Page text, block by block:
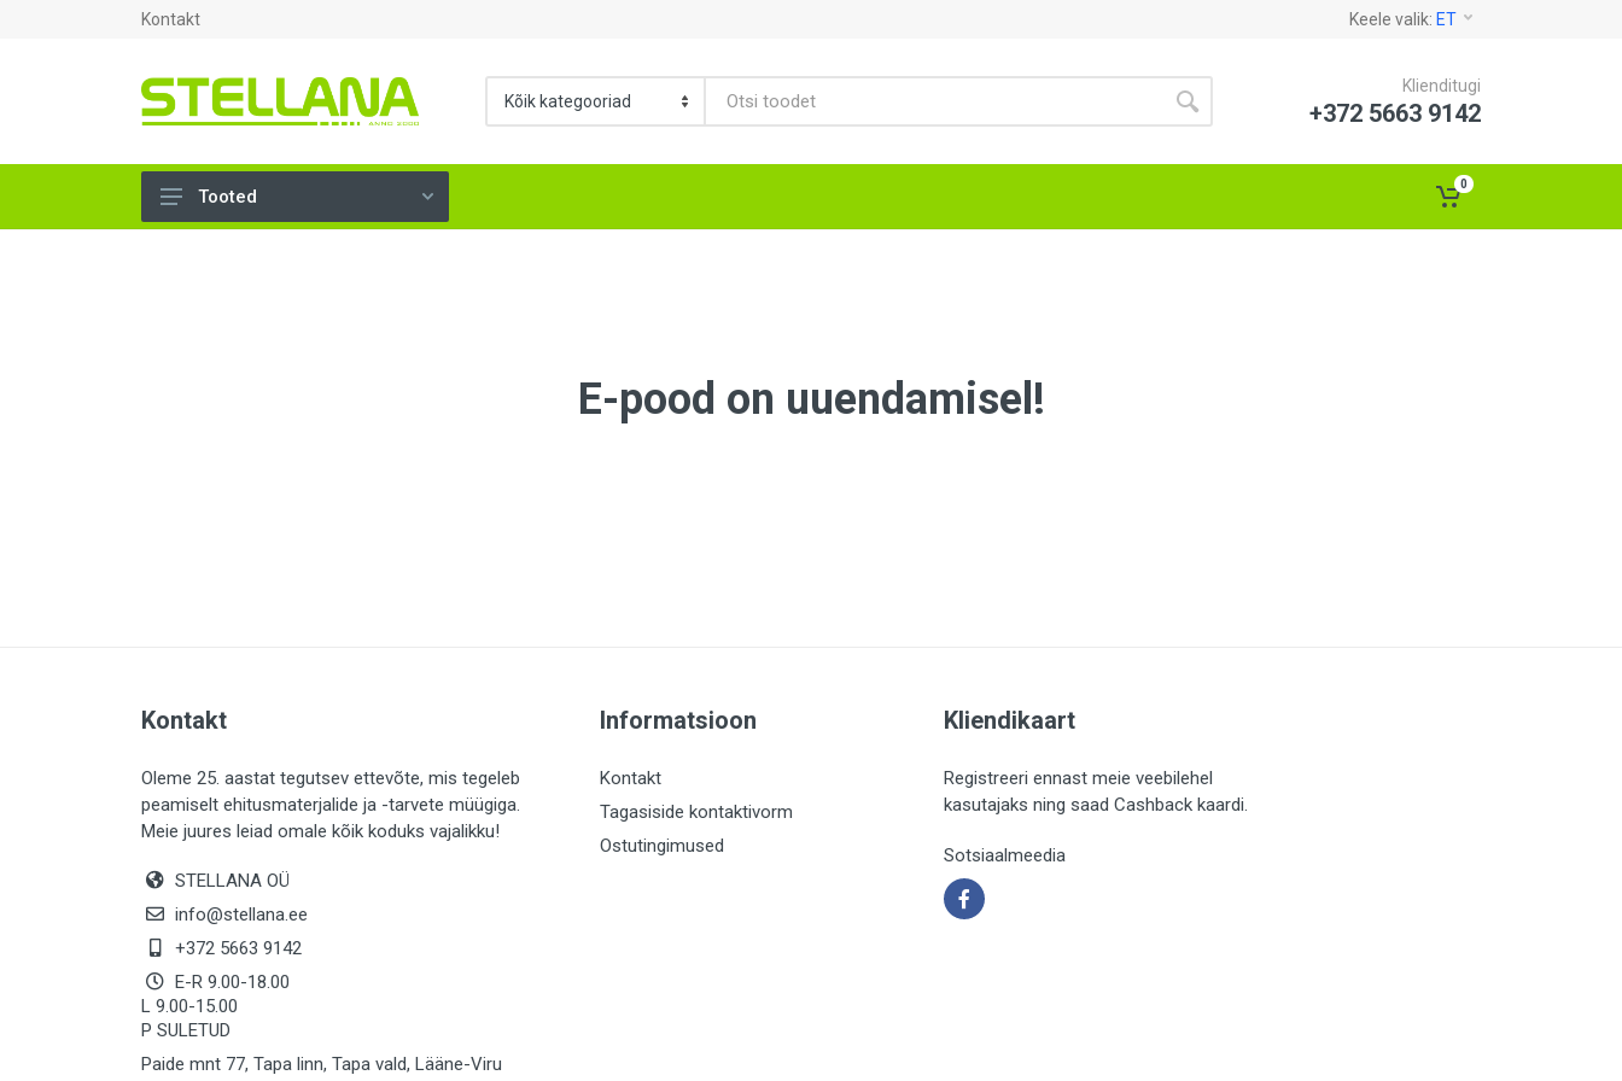
Kontakt Keele valik: ET
Klienditugi
+372 5663 9142
LIISTUD (183)
KIVID (31)
KATTED (132)
MAALRITARBED (1025)
SOOJUSTUS (16)
KEEMIA (220)
TÖÖRIIDED (117)
SAUN (8)
Tooted
0
E-pood on uuendamisel!
Kontakt
Oleme 25. aastat tegutsev ettevõte, mis tegeleb
peamiselt ehitusmaterjalide ja -tarvete müügiga.
Meie juures leiad omale kõik koduks vajalikku!
STELLANA OÜ
info@stellana.ee
+372 5663 9142
E-R 9.00-18.00
L 9.00-15.00
P SULETUD
Paide mnt 77, Tapa linn, Tapa vald, Lääne-Viru
Informatsioon
Kontakt
Tagasiside kontaktivorm
Ostutingimused
Kliendikaart
Registreeri ennast meie veebilehel
kasutajaks ning saad Cashback kaardi.
Sotsiaalmeedia